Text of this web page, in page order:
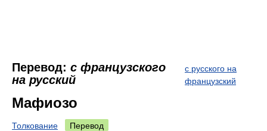
Перевод: с французского
на русский
с русского на
французский
Мафиозо
Толкование Перевод